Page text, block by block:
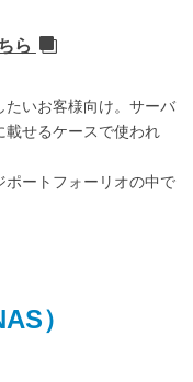
ら
たいお客様向け。サーバ
載せるケースで使われ
ポートフォーリオの中で
）